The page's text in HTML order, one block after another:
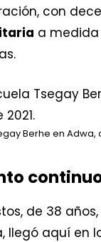
con
a medida
Berhe en
de 38
llegó aquí en